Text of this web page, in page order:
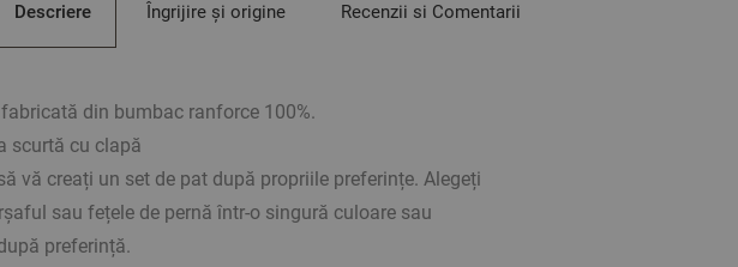
Descriere
din bumbac ranforce 100%.
scurtă cu clapă
vă creați un set de pat după propriile preferințe. Alegeți
sau fețele de pernă într-o singură culoare sau
preferință.
Îngrijire și origine Recenzii si Comentarii